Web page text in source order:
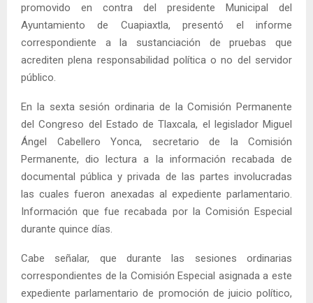
promovido en contra del presidente Municipal del
Ayuntamiento de Cuapiaxtla, presentó el informe
correspondiente a la sustanciación de pruebas que
acrediten plena responsabilidad política o no del servidor
público.
En la sexta sesión ordinaria de la Comisión Permanente
del Congreso del Estado de Tlaxcala, el legislador Miguel
Ángel Cabellero Yonca, secretario de la Comisión
Permanente, dio lectura a la información recabada de
documental pública y privada de las partes involucradas
las cuales fueron anexadas al expediente parlamentario.
Información que fue recabada por la Comisión Especial
durante quince días.
Cabe señalar, que durante las sesiones ordinarias
correspondientes de la Comisión Especial asignada a este
expediente parlamentario de promoción de juicio político,